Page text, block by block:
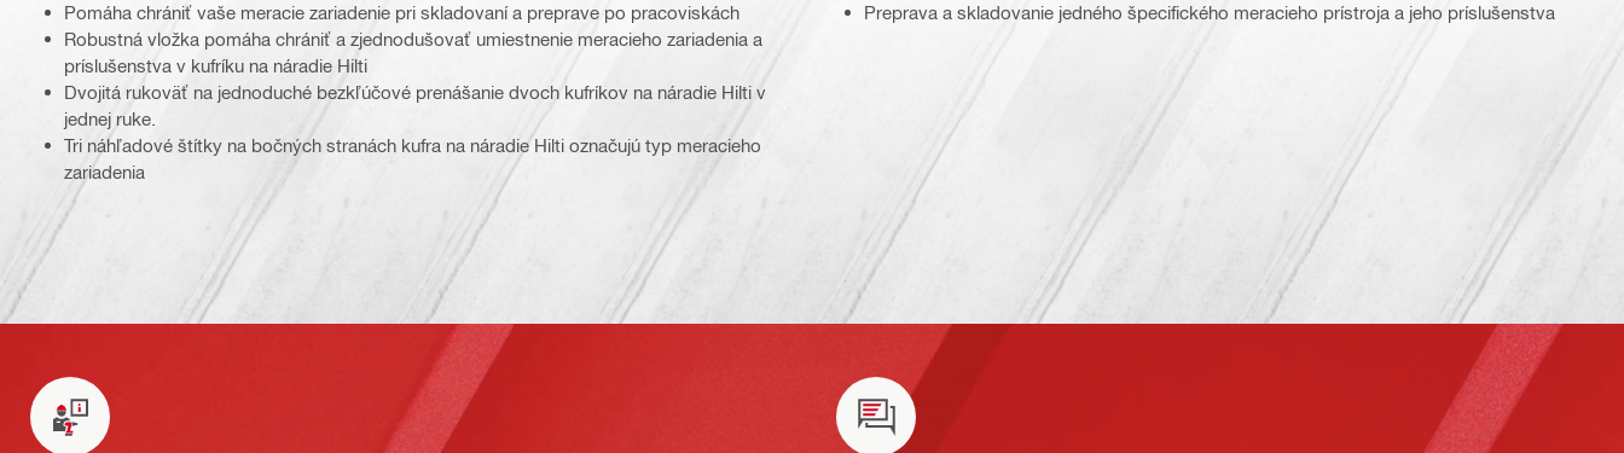
Pomáha chrániť vaše meracie zariadenie pri skladovaní a preprave po pracoviskách
Robustná vložka pomáha chrániť a zjednodušovať umiestnenie meracieho zariadenia a
príslušenstva v kufríku na náradie Hilti
Dvojitá rukoväť na jednoduché bezkľúčové prenášanie dvoch kufríkov na náradie Hilti v
jednej ruke.
Tri náhľadové štítky na bočných stranách kufra na náradie Hilti označujú typ meracieho
zariadenia
Preprava a skladovanie jedného špecifického meracieho prístroja a jeho príslušenstva